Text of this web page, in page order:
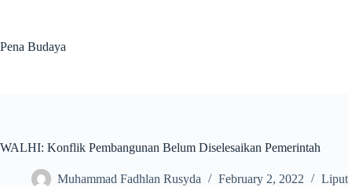
Pena Budaya
WALHI: Konflik Pembangunan Belum Diselesaikan Pemerintah
Muhammad Fadhlan Rusyda February 2, 2022